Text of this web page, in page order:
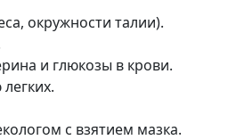
окружности талии).
и глюкозы в крови.
с взятием мазка.